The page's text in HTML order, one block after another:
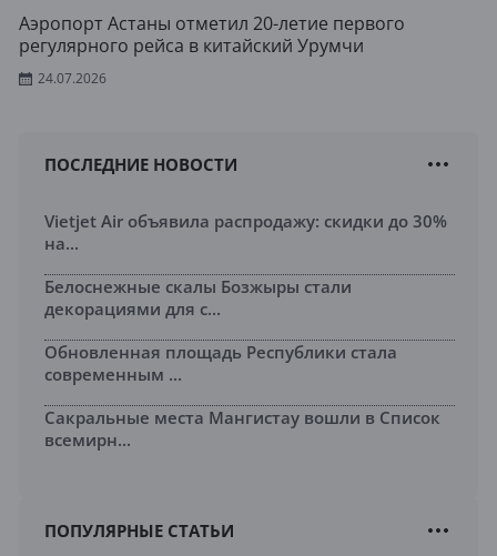
Аэропорт Астаны отметил 20-летие первого
регулярного рейса в китайский Урумчи
24.07.2026
ПОСЛЕДНИЕ НОВОСТИ
Vietjet Air объявила распродажу: скидки до 30%
на...
Белоснежные скалы Бозжыры стали
декорациями для с...
Обновленная площадь Республики стала
современным ...
Сакральные места Мангистау вошли в Список
всемирн...
ПОПУЛЯРНЫЕ СТАТЬИ